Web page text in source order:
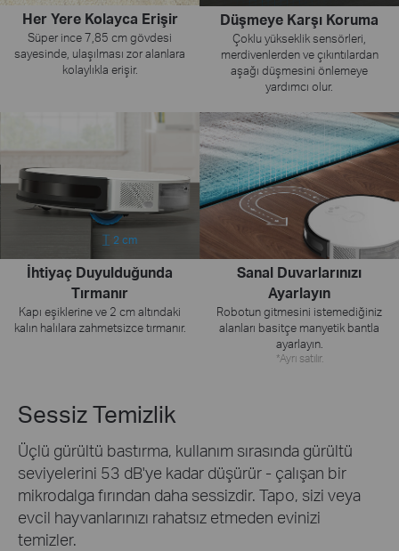
Her Yere Kolayca Erişir
Süper ince 7,85 cm gövdesi
sayesinde, ulaşılması zor alanlara
kolaylıkla erişir.
Düşmeye Karşı Koruma
Çoklu yükseklik sensörleri,
merdivenlerden ve çıkıntılardan
aşağı düşmesini önlemeye
yardımcı olur.
2 cm
İhtiyaç Duyulduğunda
Tırmanır
Kapı eşiklerine ve 2 cm altındaki
kalın halılara zahmetsizce tırmanır.
Sanal Duvarlarınızı
Ayarlayın
Robotun gitmesini istemediğiniz
alanları basitçe manyetik bantla
ayarlayın.
*Ayrı satılır.
Sessiz Temizlik
Üçlü gürültü bastırma, kullanım sırasında gürültü
seviyelerini 53 dB'ye kadar düşürür - çalışan bir
mikrodalga fırından daha sessizdir. Tapo, sizi veya
evcil hayvanlarınızı rahatsız etmeden evinizi
temizler.